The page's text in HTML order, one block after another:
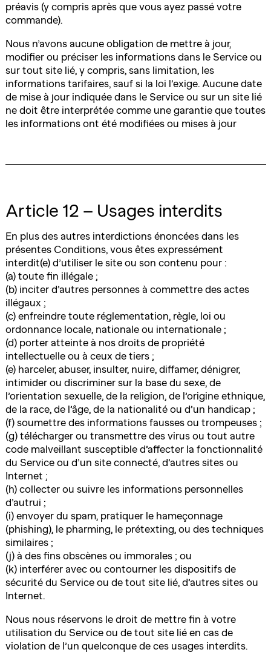
préavis (y compris après que vous ayez passé votre
commande).
Nous n’avons aucune obligation de mettre à jour,
modifier ou préciser les informations dans le Service ou
sur tout site lié, y compris, sans limitation, les
informations tarifaires, sauf si la loi l’exige. Aucune date
de mise à jour indiquée dans le Service ou sur un site lié
ne doit être interprétée comme une garantie que toutes
les informations ont été modifiées ou mises à jour
Article 12 – Usages interdits
En plus des autres interdictions énoncées dans les
présentes Conditions, vous êtes expressément
interdit(e) d’utiliser le site ou son contenu pour :
(a) toute fin illégale ;
(b) inciter d’autres personnes à commettre des actes
illégaux ;
(c) enfreindre toute réglementation, règle, loi ou
ordonnance locale, nationale ou internationale ;
(d) porter atteinte à nos droits de propriété
intellectuelle ou à ceux de tiers ;
(e) harceler, abuser, insulter, nuire, diffamer, dénigrer,
intimider ou discriminer sur la base du sexe, de
l’orientation sexuelle, de la religion, de l’origine ethnique,
de la race, de l’âge, de la nationalité ou d’un handicap ;
(f) soumettre des informations fausses ou trompeuses ;
(g) télécharger ou transmettre des virus ou tout autre
code malveillant susceptible d’affecter la fonctionnalité
du Service ou d’un site connecté, d’autres sites ou
Internet ;
(h) collecter ou suivre les informations personnelles
d’autrui ;
(i) envoyer du spam, pratiquer le hameçonnage
(phishing), le pharming, le prétexting, ou des techniques
similaires ;
(j) à des fins obscènes ou immorales ; ou
(k) interférer avec ou contourner les dispositifs de
sécurité du Service ou de tout site lié, d’autres sites ou
Internet.
Nous nous réservons le droit de mettre fin à votre
utilisation du Service ou de tout site lié en cas de
violation de l’un quelconque de ces usages interdits.